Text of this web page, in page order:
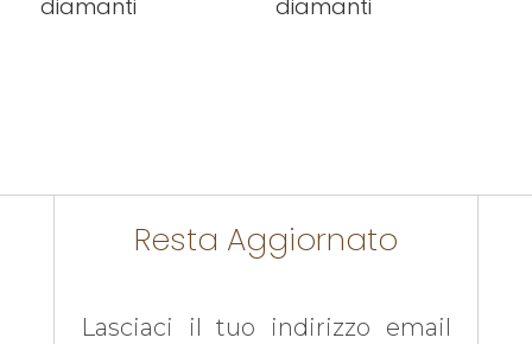
diamanti diamanti
Resta Aggiornato
Lasciaci il tuo indirizzo email